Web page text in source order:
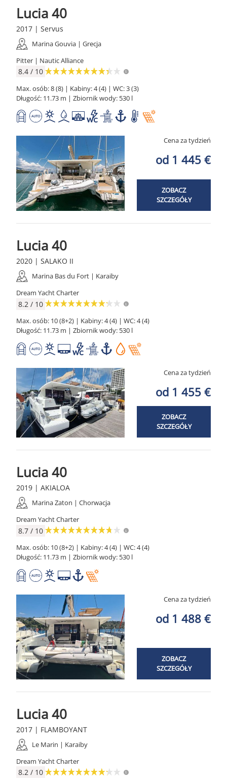
Lucia 40
2017 | Servus
Marina Gouvia | Grecja
Pitter | Nautic Alliance
8.4 / 10
Max. osób: 8 (8) | Kabiny: 4 (4) | WC: 3 (3)
Długość: 11.73 m | Zbiornik wody: 530 l
Cena za tydzień
od 1 445 €
ZOBACZ
SZCZEGÓŁY
Lucia 40
2020 | SALAKO II
Marina Bas du Fort | Karaiby
Dream Yacht Charter
8.2 / 10
Max. osób: 10 (8+2) | Kabiny: 4 (4) | WC: 4 (4)
Długość: 11.73 m | Zbiornik wody: 530 l
Cena za tydzień
od 1 455 €
ZOBACZ
SZCZEGÓŁY
Lucia 40
2019 | AKIALOA
Marina Zaton | Chorwacja
Dream Yacht Charter
8.7 / 10
Max. osób: 10 (8+2) | Kabiny: 4 (4) | WC: 4 (4)
Długość: 11.73 m | Zbiornik wody: 530 l
Cena za tydzień
od 1 488 €
ZOBACZ
SZCZEGÓŁY
Lucia 40
2017 | FLAMBOYANT
Le Marin | Karaiby
Dream Yacht Charter
8.2 / 10